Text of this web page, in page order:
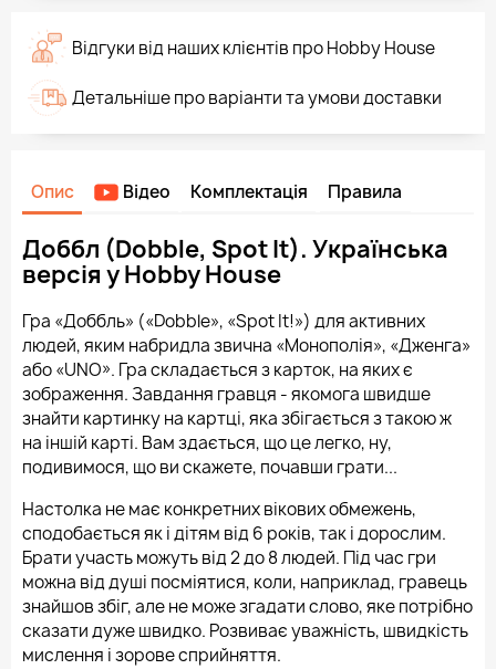
Відгуки від наших клієнтів про Hobby House
Детальніше про варіанти та умови доставки
Опис Відео Комплектація Правила
Доббл (Dobble, Spot It). Українська
версія у Hobby House
Гра «Доббль» («Dobble», «Spot It!») для активних
людей, яким набридла звична «Монополія», «Дженга»
або «UNO». Гра складається з карток, на яких є
зображення. Завдання гравця - якомога швидше
знайти картинку на картці, яка збігається з такою ж
на іншій карті. Вам здається, що це легко, ну,
подивимося, що ви скажете, почавши грати...
Настолка не має конкретних вікових обмежень,
сподобається як і дітям від 6 років, так і дорослим.
Брати участь можуть від 2 до 8 людей. Під час гри
можна від душі посміятися, коли, наприклад, гравець
знайшов збіг, але не може згадати слово, яке потрібно
сказати дуже швидко. Розвиває уважність, швидкість
мислення і зорове сприйняття.